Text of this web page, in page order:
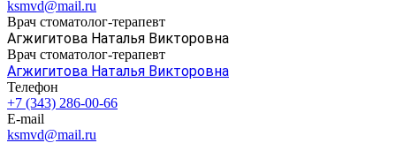
ksmvd@mail.ru
Врач стоматолог-терапевт
Агжигитова Наталья Викторовна
Врач стоматолог-терапевт
Агжигитова Наталья Викторовна
Телефон
+7 (343) 286-00-66
E-mail
ksmvd@mail.ru